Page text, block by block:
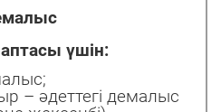
үшін:
– әдеттегі демалыс